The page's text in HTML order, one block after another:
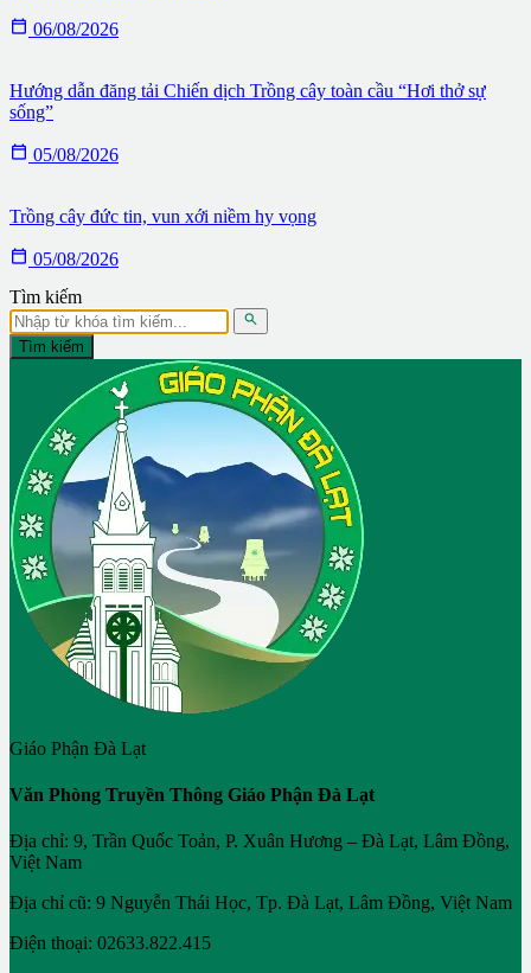
 06/08/2026
Hướng dẫn đăng tải Chiến dịch Trồng cây toàn cầu “Hơi thở sự
sống”
 05/08/2026
Trồng cây đức tin, vun xới niềm hy vọng
 05/08/2026
Tìm kiếm

Tìm kiếm
Giáo Phận Đà Lạt
Văn Phòng Truyền Thông Giáo Phận Đà Lạt
Địa chỉ: 9, Trần Quốc Toản, P. Xuân Hương – Đà Lạt, Lâm Đồng,
Việt Nam
Địa chỉ cũ: 9 Nguyễn Thái Học, Tp. Đà Lạt, Lâm Đồng, Việt Nam
Điện thoại: 02633.822.415